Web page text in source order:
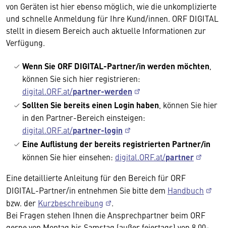
von Geräten ist hier ebenso möglich, wie die unkomplizierte
und schnelle Anmeldung für Ihre Kund/innen. ORF DIGITAL
stellt in diesem Bereich auch aktuelle Informationen zur
Verfügung.
Wenn Sie ORF DIGITAL-Partner/in werden möchten
können Sie sich hier registrieren:
digital.ORF.at/partner-werden
Sollten Sie bereits einen Login haben , können Sie hier
in den Partner-Bereich einsteigen:
digital.ORF.at/partner-login
Eine Auflistung der bereits registrierten Partner/in
können Sie hier einsehen: digital.ORF.at/partner
Eine detaillierte Anleitung für den Bereich für ORF
DIGITAL-Partner/in entnehmen Sie bitte dem Handbuch
bzw. der Kurzbeschreibung
.
Bei Fragen stehen Ihnen die Ansprechpartner beim ORF